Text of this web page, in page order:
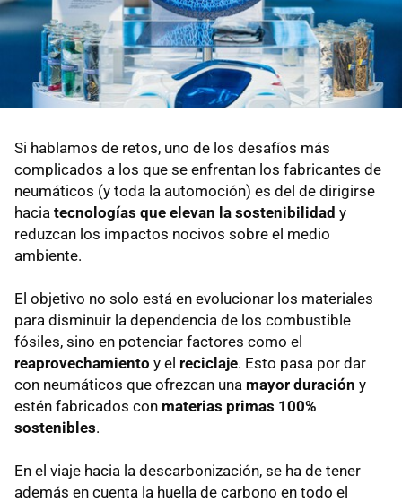
Si hablamos de retos, uno de los desafíos más
complicados a los que se enfrentan los fabricantes de
neumáticos (y toda la automoción) es del de dirigirse
hacia tecnologías que elevan la sostenibilidad y
reduzcan los impactos nocivos sobre el medio
ambiente.
El objetivo no solo está en evolucionar los materiales
para disminuir la dependencia de los combustible
fósiles, sino en potenciar factores como el
reaprovechamiento y el reciclaje. Esto pasa por dar
con neumáticos que ofrezcan una mayor duración y
estén fabricados con materias primas 100%
sostenibles.
En el viaje hacia la descarbonización, se ha de tener
además en cuenta la huella de carbono en todo el